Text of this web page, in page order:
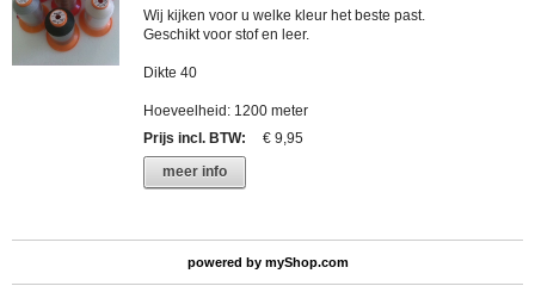
Wij kijken voor u welke kleur het beste past.
Geschikt voor stof en leer.
Dikte 40
Hoeveelheid: 1200 meter
Prijs incl. BTW:
€ 9,95
meer info
powered by myShop.com